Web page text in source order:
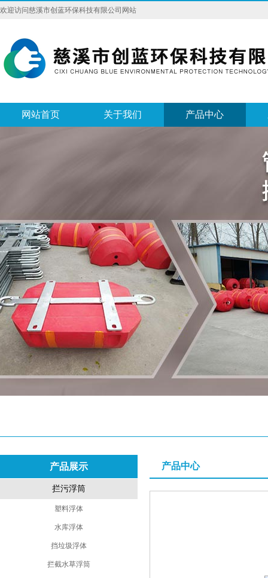
欢迎访问慈溪市创蓝环保科技有限公司网站
网站首页 关于我们 产品中心
产品展示
拦污浮筒
塑料浮体
水库浮体
挡垃圾浮体
拦截水草浮筒
产品中心